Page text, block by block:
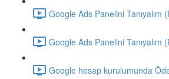
Google Ads Panelini Tanıyalım
Google Ads Panelini Tanıyalım
Google hesap kurulumunda